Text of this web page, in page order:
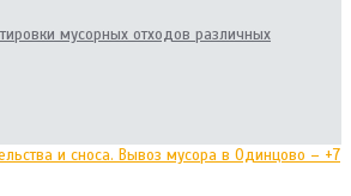
мусорных отходов различных